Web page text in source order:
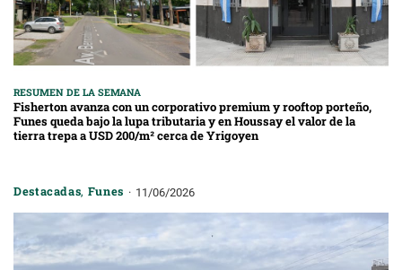
RESUMEN DE LA SEMANA
Fisherton avanza con un corporativo premium y rooftop porteño,
Funes queda bajo la lupa tributaria y en Houssay el valor de la
tierra trepa a USD 200/m² cerca de Yrigoyen
Destacadas, Funes 11/06/2026